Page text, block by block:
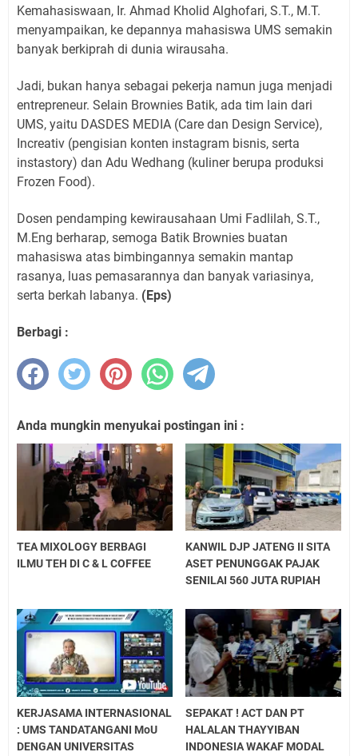
Kemahasiswaan, Ir. Ahmad Kholid Alghofari, S.T., M.T.
menyampaikan, ke depannya mahasiswa UMS semakin
banyak berkiprah di dunia wirausaha.
Jadi, bukan hanya sebagai pekerja namun juga menjadi
entrepreneur. Selain Brownies Batik, ada tim lain dari
UMS, yaitu DASDES MEDIA (Care dan Design Service),
Increativ (pengisian konten instagram bisnis, serta
instastory) dan Adu Wedhang (kuliner berupa produksi
Frozen Food).
Dosen pendamping kewirausahaan Umi Fadlilah, S.T.,
M.Eng berharap, semoga Batik Brownies buatan
mahasiswa atas bimbingannya semakin mantap
rasanya, luas pemasarannya dan banyak variasinya,
serta berkah labanya. (Eps)
Berbagi :
Anda mungkin menyukai postingan ini :
TEA MIXOLOGY BERBAGI
ILMU TEH DI C & L COFFEE
KANWIL DJP JATENG II SITA
ASET PENUNGGAK PAJAK
SENILAI 560 JUTA RUPIAH
KERJASAMA INTERNASIONAL
: UMS TANDATANGANI MoU
DENGAN UNIVERSITAS
SEPAKAT ! ACT DAN PT
HALALAN THAYYIBAN
INDONESIA WAKAF MODAL